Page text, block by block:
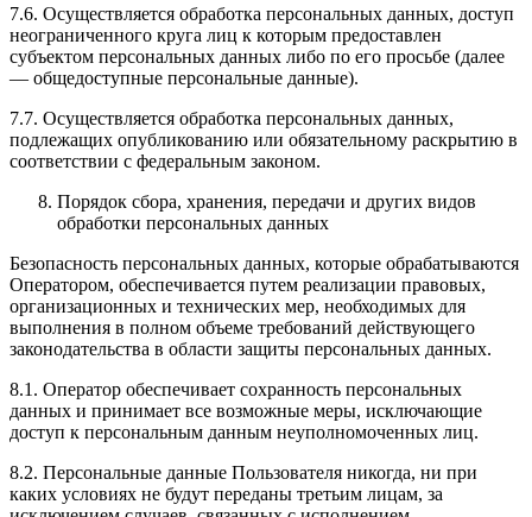
7.6. Осуществляется обработка персональных данных, доступ
неограниченного круга лиц к которым предоставлен
субъектом персональных данных либо по его просьбе (далее
— общедоступные персональные данные).
7.7. Осуществляется обработка персональных данных,
подлежащих опубликованию или обязательному раскрытию в
соответствии с федеральным законом.
Порядок сбора, хранения, передачи и других видов
обработки персональных данных
Безопасность персональных данных, которые обрабатываются
Оператором, обеспечивается путем реализации правовых,
организационных и технических мер, необходимых для
выполнения в полном объеме требований действующего
законодательства в области защиты персональных данных.
8.1. Оператор обеспечивает сохранность персональных
данных и принимает все возможные меры, исключающие
доступ к персональным данным неуполномоченных лиц.
8.2. Персональные данные Пользователя никогда, ни при
каких условиях не будут переданы третьим лицам, за